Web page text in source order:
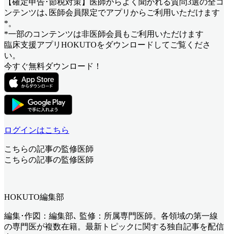
【確定申告･節税対策】医師からよく聞かれる質問3選の全コ
ンテンツは､医師会員限定でアプリからご利用いただけます
*。
*一部のコンテンツは非医師会員もご利用いただけます
臨床支援アプリHOKUTOをダウンロードしてご覧くださ
い。
今すぐ無料ダウンロード！
ログインはこちら
こちらの記事の監修医師
こちらの記事の監修医師
HOKUTO編集部
編集･作図：編集部､ 監修：所属専門医師。各領域の第一線
の専門医が複数在籍。最新トピックに関する独自記事を配信